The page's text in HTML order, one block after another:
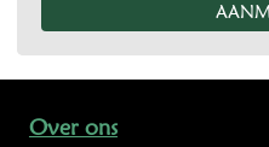
Over ons